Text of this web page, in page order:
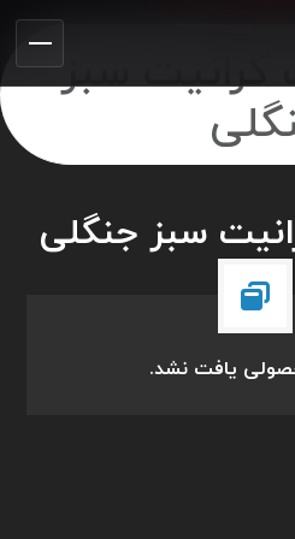
سبز
سبز جنگلی
یافت نشد.